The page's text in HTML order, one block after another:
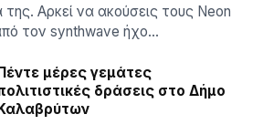
της. Αρκεί να ακούσεις τους Neon
τον synthwave ήχο…
μέρες γεμάτες
δράσεις στο Δήμο